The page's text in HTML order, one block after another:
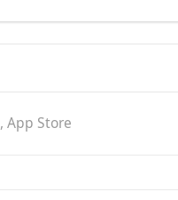
,App Store